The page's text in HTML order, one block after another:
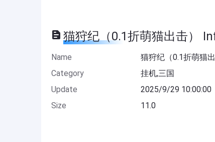
猫狩纪（0.1折萌猫出击）
Name
猫狩纪（0.1折萌猫出
Category
挂机,三国
Update
2025/9/29 10:00:00
Size
11.0